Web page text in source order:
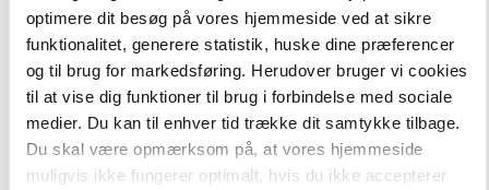
optimere dit besøg på vores hjemmeside ved at sikre
funktionalitet, generere statistik, huske dine præferencer
og til brug for markedsføring. Herudover bruger vi cookies
til at vise dig funktioner til brug i forbindelse med sociale
medier. Du kan til enhver tid trække dit samtykke tilbage.
Du skal være opmærksom på, at vores hjemmeside
muligvis ikke fungerer optimalt, hvis du ikke accepterer
Stavevejen